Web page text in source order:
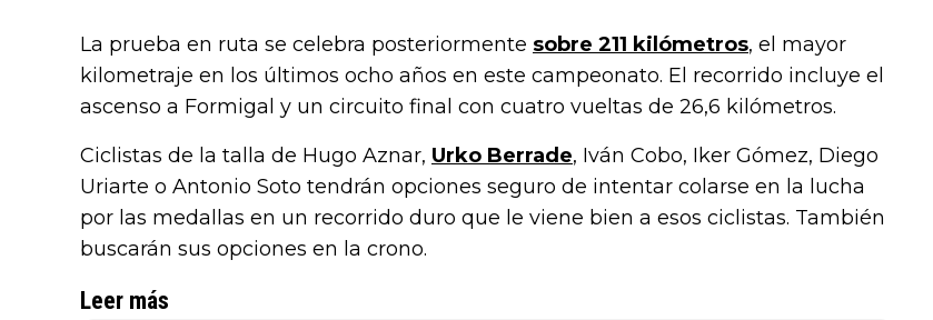
La prueba en ruta se celebra posteriormente sobre 211 kilómetros, el mayor
kilometraje en los últimos ocho años en este campeonato. El recorrido incluye el
ascenso a Formigal y un circuito final con cuatro vueltas de 26,6 kilómetros.
Ciclistas de la talla de Hugo Aznar, Urko Berrade, Iván Cobo, Iker Gómez, Diego
Uriarte o Antonio Soto tendrán opciones seguro de intentar colarse en la lucha
por las medallas en un recorrido duro que le viene bien a esos ciclistas. También
buscarán sus opciones en la crono.
Leer más